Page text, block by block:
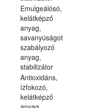
Emulgeálósó,
kelátképző
anyag,
savanyúságot
szabályozó
anyag,
stabilizátor
Antioxidáns,
ízfokozó,
kelátképző